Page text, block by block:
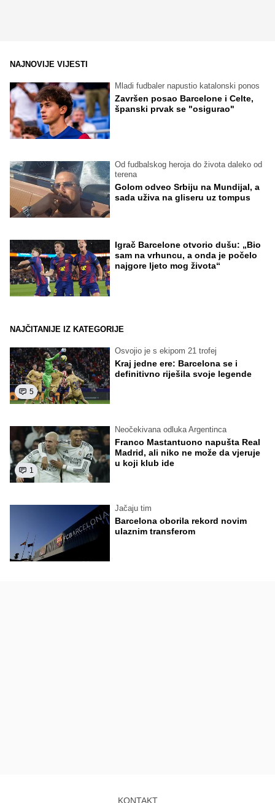
NAJNOVIJE VIJESTI
Mladi fudbaler napustio katalonski ponos
Završen posao Barcelone i Celte,
španski prvak se "osigurao"
Od fudbalskog heroja do života daleko od
terena
Golom odveo Srbiju na Mundijal, a
sada uživa na gliseru uz tompus
Igrač Barcelone otvorio dušu: „Bio
sam na vrhuncu, a onda je počelo
najgore ljeto mog života“
NAJČITANIJE IZ KATEGORIJE
5
Osvojio je s ekipom 21 trofej
Kraj jedne ere: Barcelona se i
definitivno riješila svoje legende
1
Neočekivana odluka Argentinca
Franco Mastantuono napušta Real
Madrid, ali niko ne može da vjeruje
u koji klub ide
Jačaju tim
Barcelona oborila rekord novim
ulaznim transferom
KONTAKT